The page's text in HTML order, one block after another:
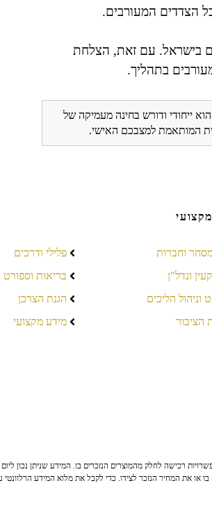
הצדדים המעורבים.
הרוכשים בישראל. עם זאת, הצלחת
בתהליך.
ייחודי ודורש בחינה מעמיקה של
המותאמת למצבכם האישי.
מסחר וחברות
ונדל"ן
וניהול הליכים
הציבור
פלילי ודרכים
בריאות וספורט
הגנת הצרכן
מידע מקצועי
רכישה לחלק מהמוצרים הנזכרים בו. המידע שניתן נכון ליום
או את המחיר הנזכר לצידו. כדי לקבל את מלוא המידע הרלוונטי